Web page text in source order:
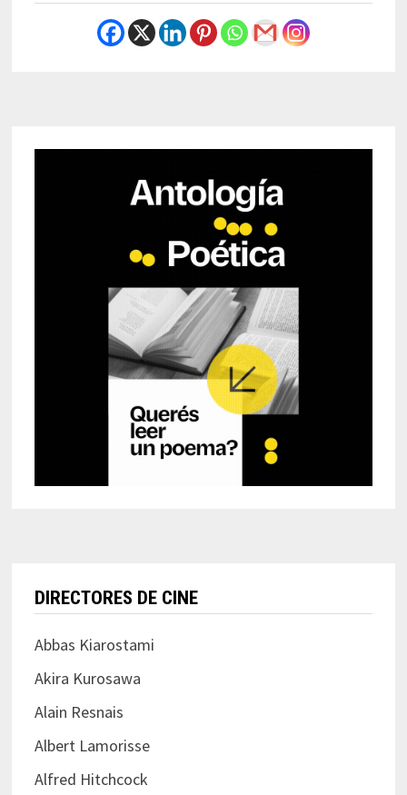
DIRECTORES DE CINE
Abbas Kiarostami
Akira Kurosawa
Alain Resnais
Albert Lamorisse
Alfred Hitchcock